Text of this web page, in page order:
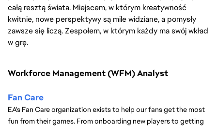
całą resztą świata. Miejscem, w którym kreatywność
kwitnie, nowe perspektywy są mile widziane, a pomysły
zawsze się liczą. Zespołem, w którym każdy ma swój wkład
w grę.
Workforce Management (WFM) Analyst
Fan Care
EA's Fan Care organization exists to help our fans get the most
fun from their games. From onboarding new players to getting